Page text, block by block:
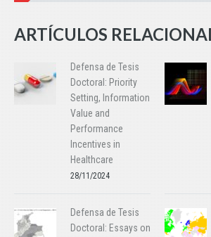
ARTÍCULOS
Defensa de Tesis
Doctoral: Priority
Setting, Information
Value and
Performance
Incentives in
Healthcare
28/11/2024
Defensa de Tesis
Doctoral: Essays on